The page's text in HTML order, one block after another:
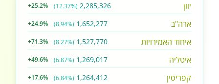
יוון 2,285,326
(12.37%)
+25.2%
ארה"ב 1,652,277
(8.94%)
+24.9%
איחוד האמירויות 1,527,770
(8.27%)
+71.3%
איטליה 1,269,017
(6.87%)
+49.6%
קפריסין 1,264,412
(6.84%)
+17.6%